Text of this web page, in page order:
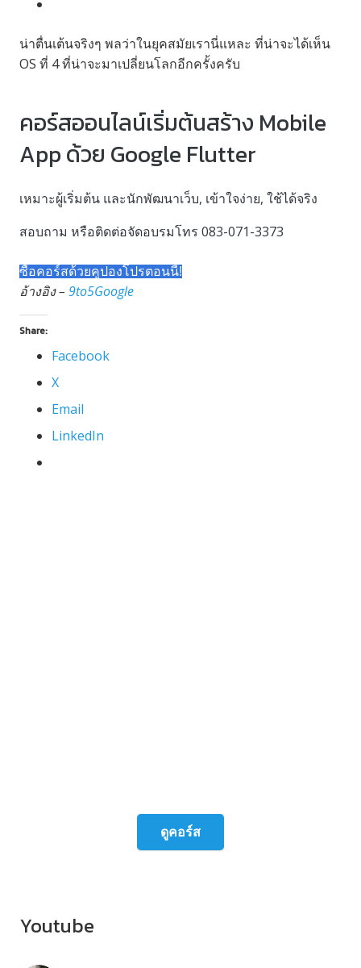
น่าตื่นเต้นจริงๆ พลว่าในยุคสมัยเรานี่แหละ ที่น่าจะได้เห็น
OS ที่ 4 ที่น่าจะมาเปลี่ยนโลกอีกครั้งครับ
คอร์สออนไลน์เริ่มต้นสร้าง Mobile
App ด้วย Google Flutter
เหมาะผู้เริ่มต้น และนักพัฒนาเว็บ, เข้าใจง่าย, ใช้ได้จริง
สอบถาม หรือติดต่อจัดอบรมโทร 083-071-3373
ซื้อคอร์สด้วยคูปองโปรตอนนี้!
อ้างอิง – 9to5Google
Share:
Facebook
X
Email
LinkedIn
ดูคอร์ส
Youtube